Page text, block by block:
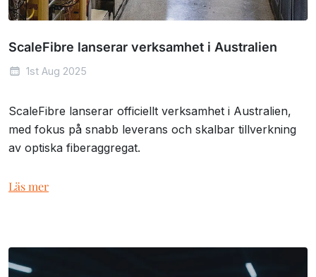
ScaleFibre lanserar verksamhet i Australien
1st Aug 2025
ScaleFibre lanserar officiellt verksamhet i Australien,
med fokus på snabb leverans och skalbar tillverkning
av optiska fiberaggregat.
Läs mer